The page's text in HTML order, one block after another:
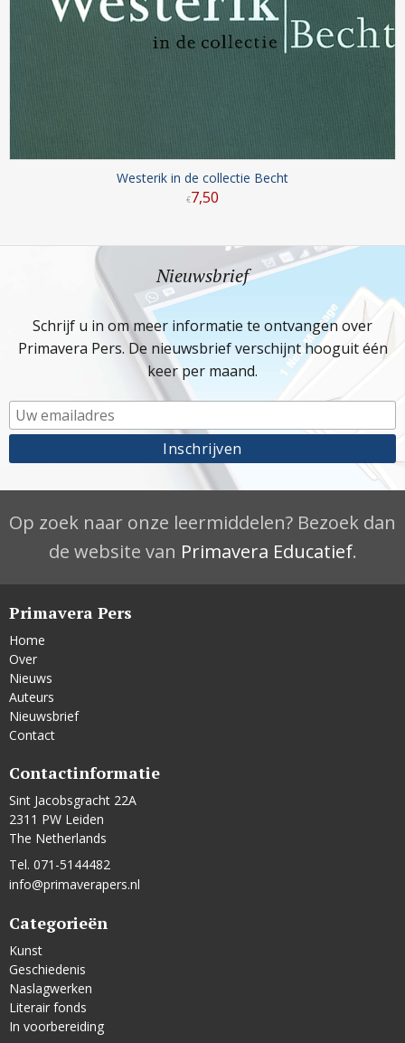
Westerik in de collectie Becht
€7,50
Nieuwsbrief
Schrijf u in om meer informatie te ontvangen over
Primavera Pers. De nieuwsbrief verschijnt hooguit één
keer per maand.
Op zoek naar onze leermiddelen? Bezoek dan
de website van Primavera Educatief.
Primavera Pers
Home
Over
Nieuws
Auteurs
Nieuwsbrief
Contact
Contactinformatie
Sint Jacobsgracht 22A
2311 PW Leiden
The Netherlands
Tel. 071-5144482
info@primaverapers.nl
Categorieën
Kunst
Geschiedenis
Naslagwerken
Literair fonds
In voorbereiding